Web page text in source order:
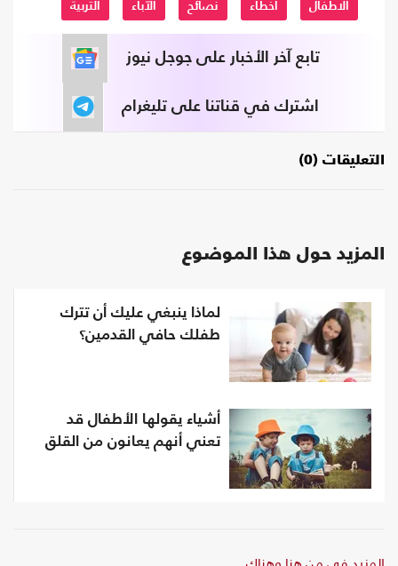
الاطفال اخطاء نصائح الآباء التربية
تابع آخر الأخبار على جوجل نيوز
اشترك في قناتنا على تليغرام
التعليقات (0)
المزيد حول هذا الموضوع
لماذا ينبغي عليك أن تترك
طفلك حافي القدمين؟
أشياء يقولها الأطفال قد
تعني أنهم يعانون من القلق